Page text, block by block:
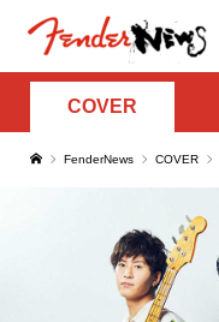
COVER
FenderNews COVER